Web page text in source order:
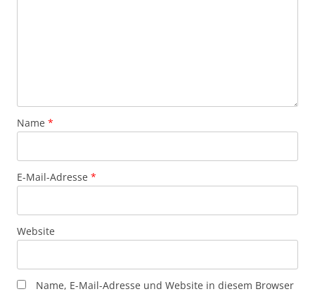
Name *
E-Mail-Adresse *
Website
Name, E-Mail-Adresse und Website in diesem Browser